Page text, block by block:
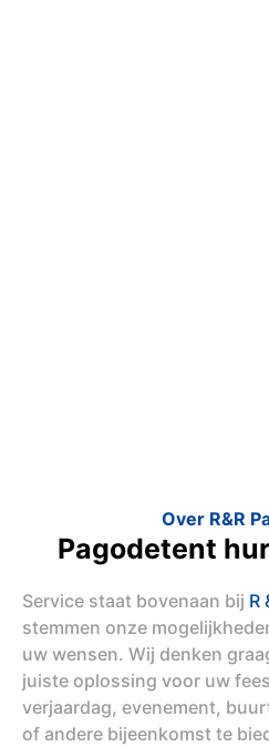
Over R&R
Pagodetent
Service staat bovenaan bij R
stemmen onze
uw wensen. Wij denken
juiste oplossing voor uw
verjaardag, evenement,
of andere bijeenkomst te